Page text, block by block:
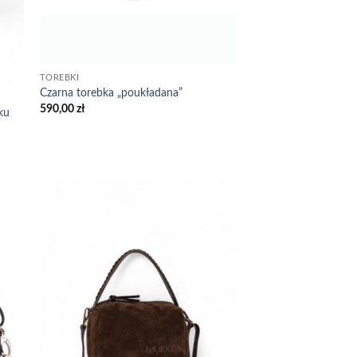
TOREBKI
Czarna torebka „poukładana”
590,00 zł